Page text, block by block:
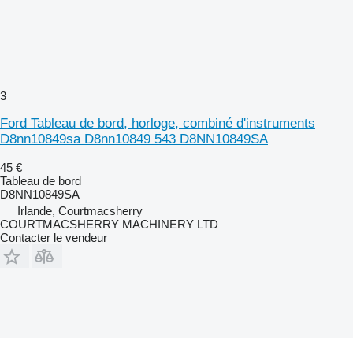
3
Ford Tableau de bord, horloge, combiné d'instruments
D8nn10849sa D8nn10849 543 D8NN10849SA
45 €
Tableau de bord
D8NN10849SA
Irlande, Courtmacsherry
COURTMACSHERRY MACHINERY LTD
Contacter le vendeur